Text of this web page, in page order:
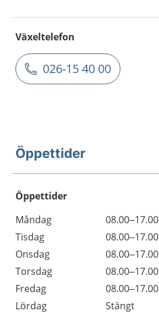
Växeltelefon
026-15 40 00
Öppettider
Öppettider
Dag
Öppettider
Kommentarer
Måndag
08.00–17.00
Tisdag
08.00–17.00
Onsdag
08.00–17.00
Torsdag
08.00–17.00
Fredag
08.00–17.00
Lördag
Stängt